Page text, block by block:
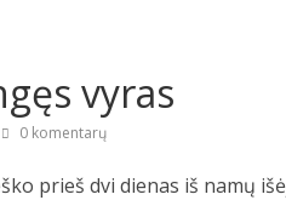
vyras
0 komentarų
prieš dvi dienas iš namų